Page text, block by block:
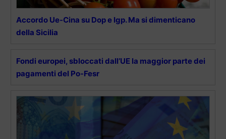
Accordo Ue-Cina su Dop e Igp. Ma si dimenticano
della Sicilia
Fondi europei, sbloccati dall’UE la maggior parte dei
pagamenti del Po-Fesr